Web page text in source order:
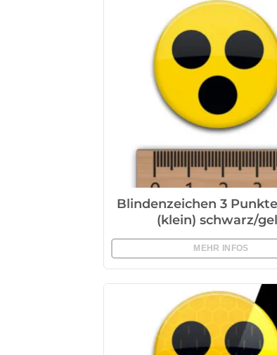
Blindenzeichen 3
(klein) schwarz/
MEHR INFOS